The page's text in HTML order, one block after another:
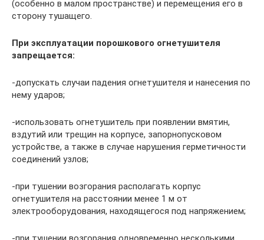
(особенно в малом пространстве) и перемещения его в
сторону тушащего.
При эксплуатации порошкового огнетушителя
запрещается:
-допускать случаи падения огнетушителя и нанесения по
нему ударов;
-использовать огнетушитель при появлении вмятин,
вздутий или трещин на корпусе, запорнопусковом
устройстве, а также в случае нарушения герметичности
соединений узлов;
-при тушении возгорания располагать корпус
огнетушителя на расстоянии менее 1 м от
электрооборудования, находящегося под напряжением;